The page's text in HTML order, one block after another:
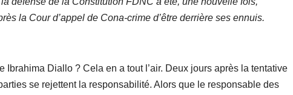
la Cour d’appel de Cona-crime d’être derrière ses ennuis.
Ibrahima Diallo ? Cela en a tout l’air. Deux jours après la tentative
se rejettent la responsabilité. Alors que le responsable des